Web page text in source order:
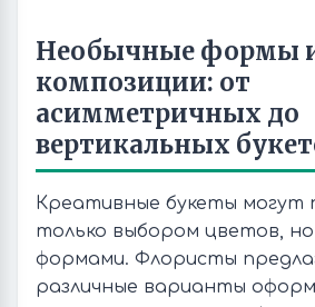
Необычные формы
композиции: от
асимметричных до
вертикальных
Креативные букеты могут
только выбором цветов, но
формами. Флористы
различные варианты